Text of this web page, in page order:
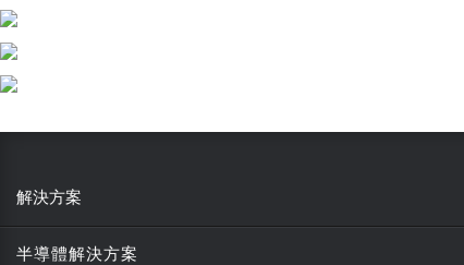
解決方案
半導體解決方案